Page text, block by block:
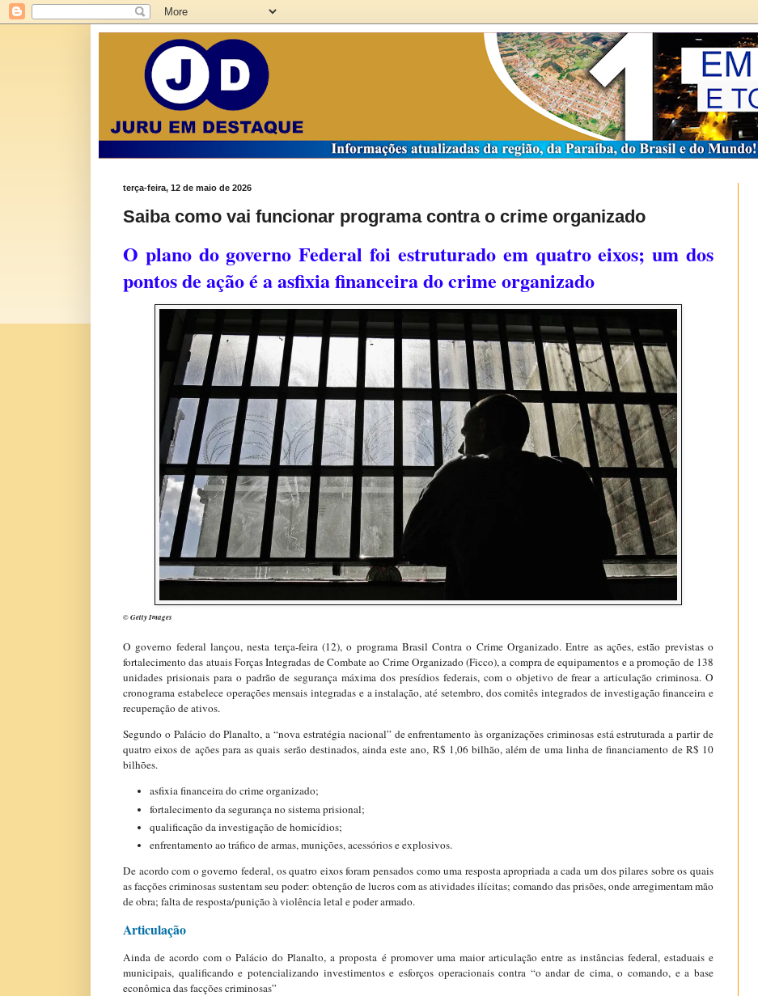
terça-feira, 12 de maio de 2026
Saiba como vai funcionar programa contra o crime organizado
O plano do governo Federal foi estruturado em quatro eixos; um dos
pontos de ação é a asfixia financeira do crime organizado
© Getty Images
O governo federal lançou, nesta terça-feira (12), o programa Brasil Contra o Crime Organizado. Entre as ações, estão previstas o
fortalecimento das atuais Forças Integradas de Combate ao Crime Organizado (Ficco), a compra de equipamentos e a promoção de 138
unidades prisionais para o padrão de segurança máxima dos presídios federais, com o objetivo de frear a articulação criminosa. O
cronograma estabelece operações mensais integradas e a instalação, até setembro, dos comitês integrados de investigação financeira e
recuperação de ativos.
Segundo o Palácio do Planalto, a “nova estratégia nacional” de enfrentamento às organizações criminosas está estruturada a partir de
quatro eixos de ações para as quais serão destinados, ainda este ano, R$ 1,06 bilhão, além de uma linha de financiamento de R$ 10
bilhões.
asfixia financeira do crime organizado;
fortalecimento da segurança no sistema prisional;
qualificação da investigação de homicídios;
enfrentamento ao tráfico de armas, munições, acessórios e explosivos.
De acordo com o governo federal, os quatro eixos foram pensados como uma resposta apropriada a cada um dos pilares sobre os quais
as facções criminosas sustentam seu poder: obtenção de lucros com as atividades ilícitas; comando das prisões, onde arregimentam mão
de obra; falta de resposta/punição à violência letal e poder armado.
Articulação
Ainda de acordo com o Palácio do Planalto, a proposta é promover uma maior articulação entre as instâncias federal, estaduais e
municipais, qualificando e potencializando investimentos e esforços operacionais contra “o andar de cima, o comando, e a base
econômica das facções criminosas”